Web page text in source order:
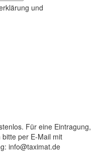
und
Für eine Eintragung,
per E-Mail mit
info@taximat.de